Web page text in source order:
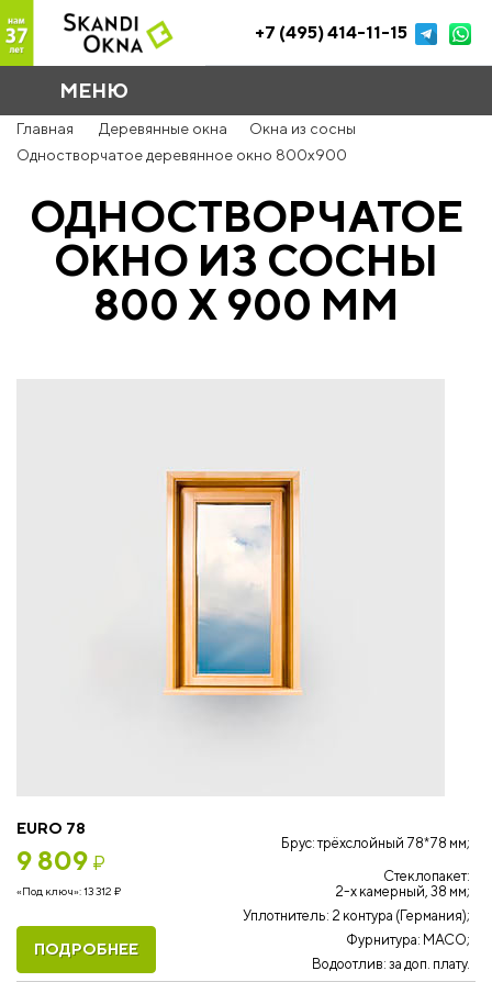
+7 (495) 414-11-15
МЕНЮ
Главная Деревянные окна
Окна из сосны
Одностворчатое деревянное окно 800x900
ОДНОСТВОРЧАТОЕ
ОКНО ИЗ СОСНЫ
800 Х 900 ММ
EURO 78
9 809 ₽
«Под ключ»:13 312 ₽
Брус: трёхслойный 78*78 мм;
Стеклопакет:
2-х камерный, 38 мм;
Уплотнитель: 2 контура (Германия);
Фурнитура: MACO;
Водоотлив: за доп. плату.
ПОДРОБНЕЕ